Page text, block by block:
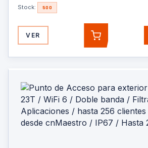
Stock: 500
VER AGREGAR